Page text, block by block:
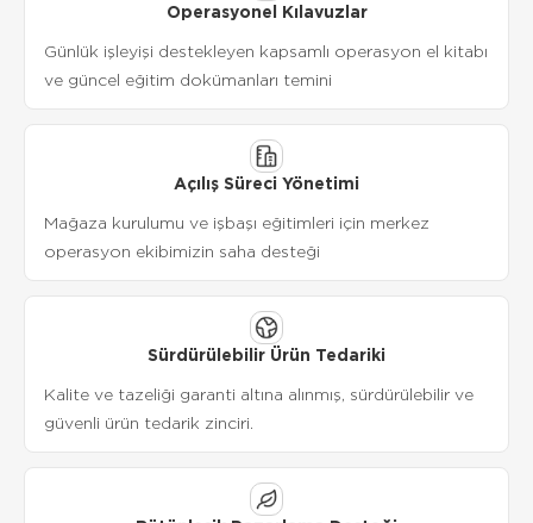
Operasyonel Kılavuzlar
Günlük işleyişi destekleyen kapsamlı operasyon el kitabı
ve güncel eğitim dokümanları temini
Açılış Süreci Yönetimi
Mağaza kurulumu ve işbaşı eğitimleri için merkez
operasyon ekibimizin saha desteği
Sürdürülebilir Ürün Tedariki
Kalite ve tazeliği garanti altına alınmış, sürdürülebilir ve
güvenli ürün tedarik zinciri.